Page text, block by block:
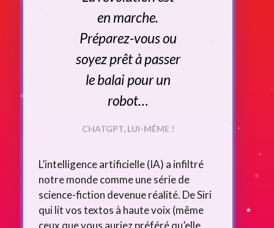
en marche.
Préparez-vous ou
soyez prêt à passer
le balai pour un
robot…
CHATGPT, LUI-MÊME !
L’intelligence artificielle (IA) a infiltré
notre monde comme une série de
science-fiction devenue réalité. De Siri
qui lit vos textos à haute voix (même
ceux que vous auriez préféré qu’elle